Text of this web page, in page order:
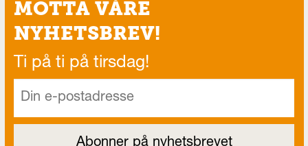
MOTTA VÅRE
NYHETSBREV!
Ti på ti på tirsdag!